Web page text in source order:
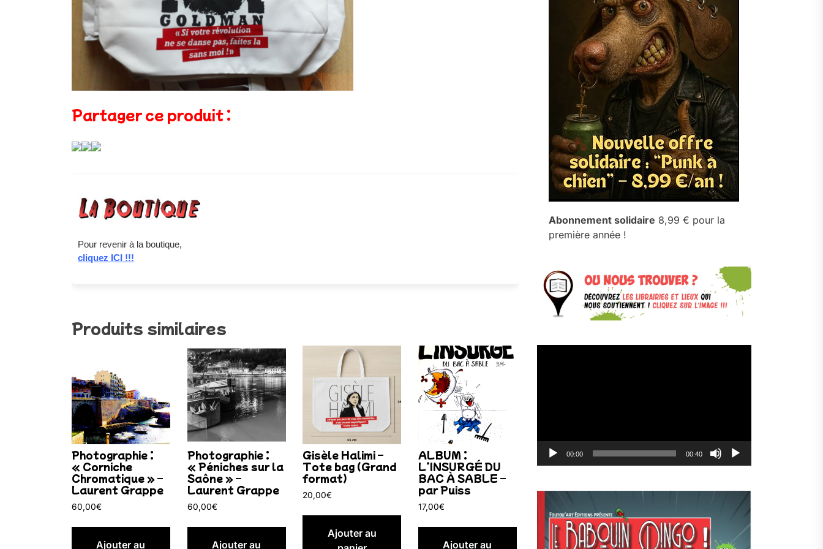
Partager ce produit :
Pour revenir à la boutique,
cliquez ICI !!!
Produits similaires
Photographie :
« Corniche
Chromatique » –
Laurent Grappe
60,00€
Ajouter au
Photographie :
« Péniches sur la
Saône » –
Laurent Grappe
60,00€
Ajouter au
Gisèle Halimi –
Tote bag (Grand
format)
20,00€
Ajouter au
ALBUM :
L’INSURGÉ DU
BAC À SABLE –
par Puiss
17,00€
Ajouter au
Abonnement solidaire 8,99 € pour la
première année !
00:00 00:40